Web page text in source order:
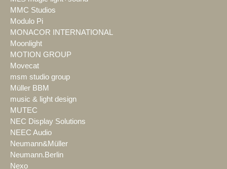
MMC Studios
Modulo Pi
MONACOR INTERNATIONAL
Moonlight
MOTION GROUP
Movecat
msm studio group
Müller BBM
music & light design
MUTEC
NEC Display Solutions
NEEC Audio
Neumann&Müller
Neumann.Berlin
Nexo